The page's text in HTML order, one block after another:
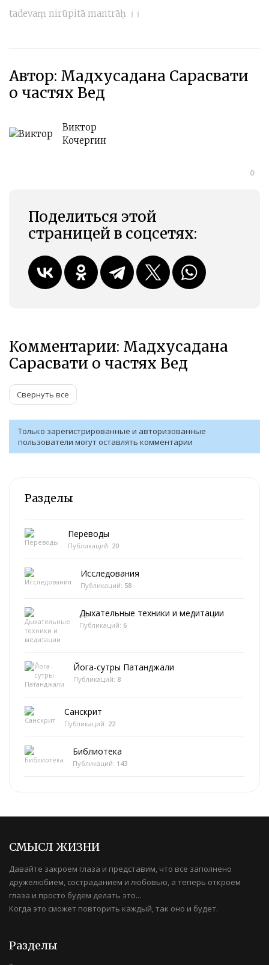
tadevaṃ nirūpitā mantrāḥ ।।
Автор: Мадхусадана Сарасвати
о частях Вед
Виктор
Кочергин
0
Поделиться этой
страницей в соцсетях:
Комментарии: Мадхусадана
Сарасвати о частях Вед
Свернуть все
Только зарегистрированные и авторизованные
пользователи могут оставлять комментарии
Разделы
Переводы
Публикаций: 20
Исследования
Публикаций: 58
Дыхательные техники и медитации
Публикаций: 6
Йога-сутры Патанджали
Публикаций: 8
Санскрит
Публикаций: 22
Библиотека
Публикаций: 143
СМЫСЛ ЖИЗНИ
Давайте закроем глаза и представим, что все заполнено
дружелюбием, состраданием и любовью, а теперь откроем
глаза и просто будем делать это...
Когда это сможет повторить каждый, так оно и будет.
Разделы